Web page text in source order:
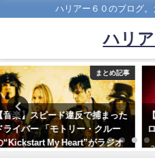
ハリアー６０のブログ。
ハリ
まとめ記事
【疑問】車の寿命って『10万キ
ロ』なの？？？？？？
2024-04-24